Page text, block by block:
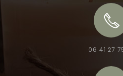
06 41 27